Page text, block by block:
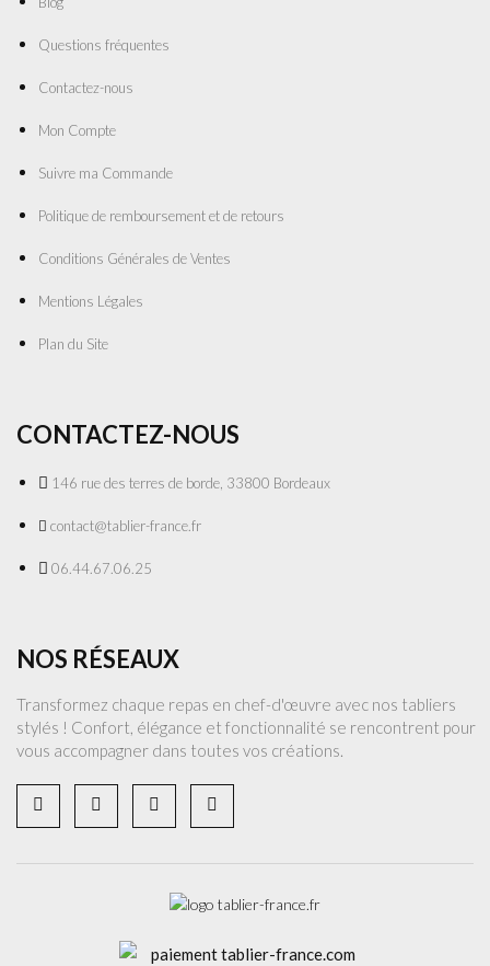
Questions fréquentes
Contactez-nous
Mon Compte
Suivre ma Commande
Politique de remboursement et de retours
Conditions Générales de Ventes
Mentions Légales
Plan du Site
CONTACTEZ-NOUS
146 rue des terres de borde, 33800 Bordeaux
contact@tablier-france.fr
06.44.67.06.25
NOS RÉSEAUX
Transformez chaque repas en chef-d'œuvre avec nos tabliers
stylés ! Confort, élégance et fonctionnalité se rencontrent pour
vous accompagner dans toutes vos créations.